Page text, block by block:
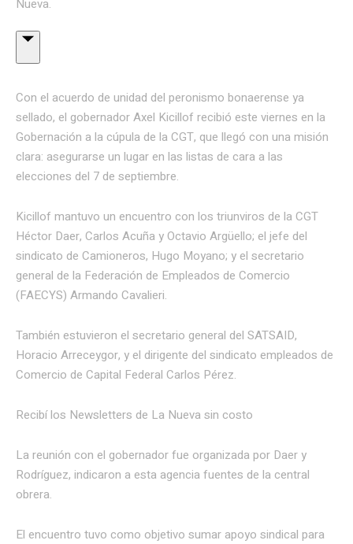
Con el acuerdo de unidad del peronismo bonaerense ya
sellado, el gobernador Axel Kicillof recibió este viernes en la
Gobernación a la cúpula de la CGT, que llegó con una misión
clara: asegurarse un lugar en las listas de cara a las
elecciones del 7 de septiembre.
Kicillof mantuvo un encuentro con los triunviros de la CGT
Héctor Daer, Carlos Acuña y Octavio Argüello; el jefe del
sindicato de Camioneros, Hugo Moyano; y el secretario
general de la Federación de Empleados de Comercio
(FAECYS) Armando Cavalieri.
También estuvieron el secretario general del SATSAID,
Horacio Arreceygor, y el dirigente del sindicato empleados de
Comercio de Capital Federal Carlos Pérez.
Recibí los Newsletters de La Nueva sin costo
La reunión con el gobernador fue organizada por Daer y
Rodríguez, indicaron a esta agencia fuentes de la central
obrera.
El encuentro tuvo como objetivo sumar apoyo sindical para